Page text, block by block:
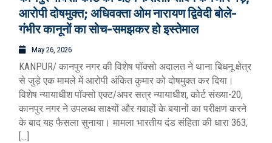
आरोपी दोषमुक्त; अधिवक्ता ओम नारायण द्विवेदी बोले-
गंभीर कानूनों का सोच-समझकर हो इस्तेमाल
May 26, 2026
KANPUR/ कानपुर नगर की विशेष पॉक्सो अदालत ने थाना बिधनू क्षेत्र
से जुड़े एक मामले में आरोपी अंकित कुमार को दोषमुक्त कर दिया।
विशेष न्यायाधीश पॉक्सो एक्ट/अपर सत्र न्यायाधीश, कोर्ट संख्या-20,
कानपुर नगर ने उपलब्ध साक्ष्यों और गवाहों के बयानों का परीक्षण करने
के बाद यह फैसला सुनाया। मामला भारतीय दंड संहिता की धारा 363,
[…]